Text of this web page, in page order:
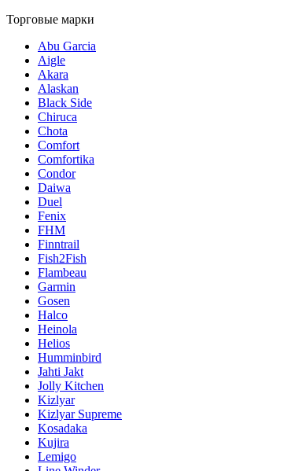
Торговые марки
Abu Garcia
Aigle
Akara
Alaskan
Black Side
Chiruca
Chota
Comfort
Comfortika
Condor
Daiwa
Duel
Fenix
FHM
Finntrail
Fish2Fish
Flambeau
Garmin
Gosen
Halco
Heinola
Helios
Humminbird
Jahti Jakt
Jolly Kitchen
Kizlyar
Kizlyar Supreme
Kosadaka
Kujira
Lemigo